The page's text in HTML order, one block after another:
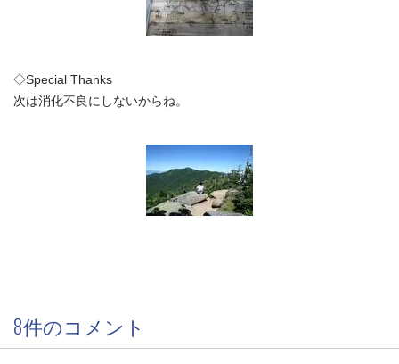
◇Special Thanks
次は消化不良にしないからね。
8件のコメント